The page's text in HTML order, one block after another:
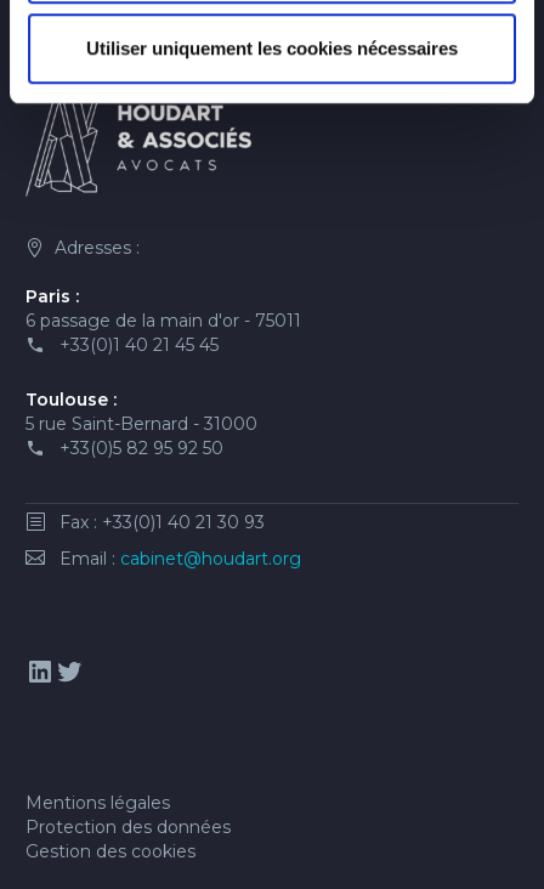
Utiliser uniquement les cookies nécessaires
Adresses :
Paris :
6 passage de la main d'or - 75011
+33(0)1 40 21 45 45
Toulouse :
5 rue Saint-Bernard - 31000
+33(0)5 82 95 92 50
Fax : +33(0)1 40 21 30 93
Email : cabinet@houdart.org
LinkedIn
Twitter
Mentions légales
Protection des données
Gestion des cookies